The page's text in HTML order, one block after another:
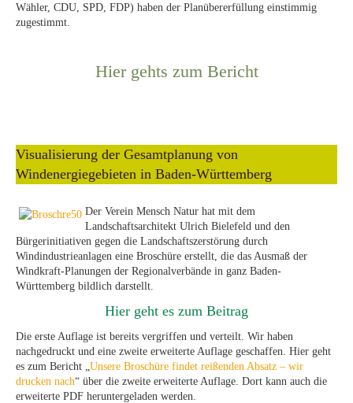
Wähler, CDU, SPD, FDP) haben der Planübererfüllung einstimmig
zugestimmt.
Hier gehts zum Bericht
Visualisierung der Gesamtplanung von
Windenergiegebieten in Baden-Württemberg
Der Verein Mensch Natur hat mit dem
Landschaftsarchitekt Ulrich Bielefeld und den
Bürgerinitiativen gegen die Landschaftszerstörung durch
Windindustrieanlagen eine Broschüre erstellt, die das Ausmaß der
Windkraft-Planungen der Regionalverbände in ganz Baden-
Württemberg bildlich darstellt.
Hier geht es zum Beitrag
Die erste Auflage ist bereits vergriffen und verteilt. Wir haben
nachgedruckt und eine zweite erweiterte Auflage geschaffen. Hier geht
es zum Bericht „ Unsere Broschüre findet reißenden Absatz – wir
drucken nach“ über die zweite erweiterte Auflage. Dort kann auch die
erweiterte PDF heruntergeladen werden.